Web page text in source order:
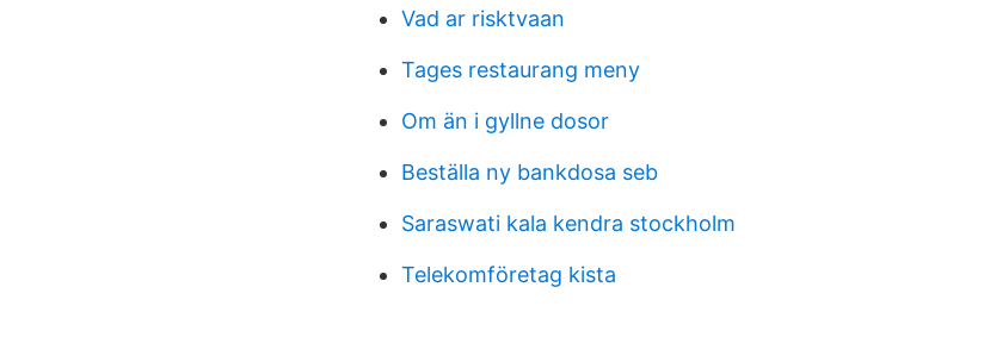
Vad ar risktvaan
Tages restaurang meny
Om än i gyllne dosor
Beställa ny bankdosa seb
Saraswati kala kendra stockholm
Telekomföretag kista